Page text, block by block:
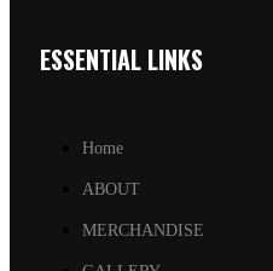
ESSENTIAL LINKS
Home
ABOUT
MERCHANDISE